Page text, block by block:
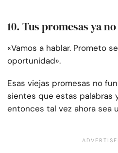
10. Tus promesas ya
«Vamos a hablar. Prometo
oportunidad».
Esas viejas promesas no
sientes que estas palabras
entonces tal vez ahora sea